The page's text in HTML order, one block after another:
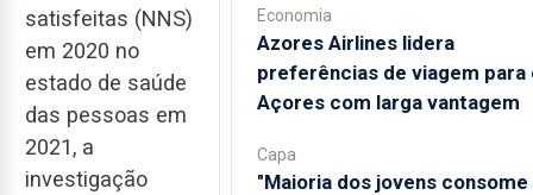
satisfeitas (NNS)
em 2020 no
estado de saúde
das pessoas em
2021, a
investigação
Economia
Azores Airlines lidera
preferências de viagem para
Açores com larga vantagem
Capa
"Maioria dos jovens consome